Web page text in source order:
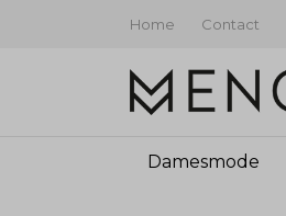
Home Contact
Damesmode